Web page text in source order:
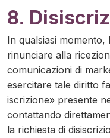
8.
In qualsiasi momento,
rinunciare alla
comunicazioni di
esercitare tale diritto
iscrizione» presente
contattando
la richiesta di